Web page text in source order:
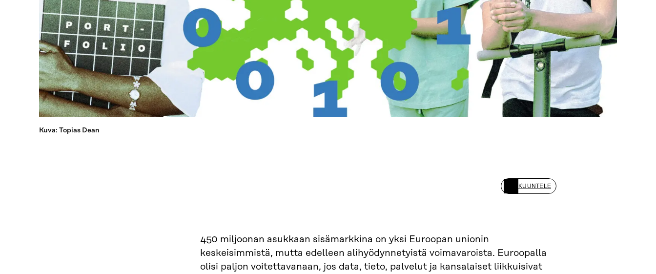
Kuva: Topias Dean
KUUNTELE
450 miljoonan asukkaan sisämarkkina on yksi Euroopan unionin
keskeisimmistä, mutta edelleen alihyödynnetyistä voimavaroista. Euroopalla
olisi paljon voitettavanaan, jos data, tieto, palvelut ja kansalaiset liikkuisivat